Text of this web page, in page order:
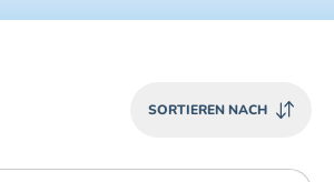
SORTIEREN NACH